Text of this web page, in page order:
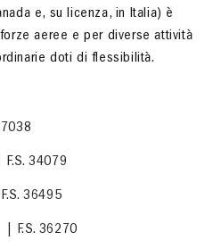
e, su licenza, in Italia) è
aeree e per diverse attività
doti di flessibilità.
F.S. 34079
36495
| F.S. 36270